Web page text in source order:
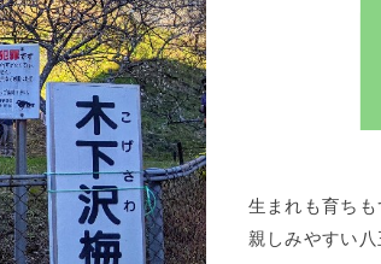
生まれも育ち
親しみやすい八